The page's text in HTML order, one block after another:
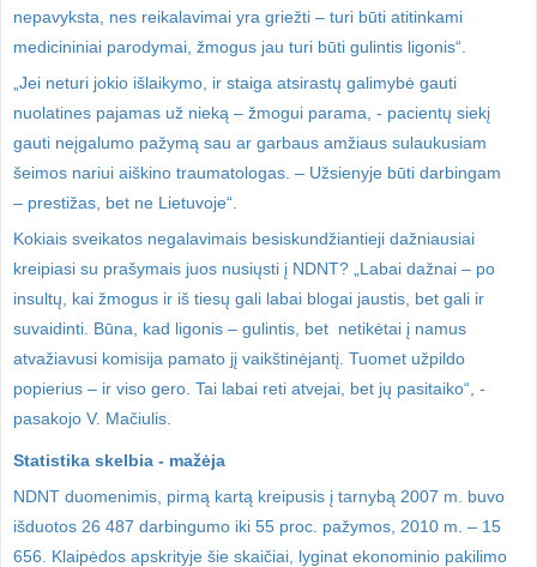
nepavyksta, nes reikalavimai yra griežti – turi būti atitinkami
medicininiai parodymai, žmogus jau turi būti gulintis ligonis“.
„Jei neturi jokio išlaikymo, ir staiga atsirastų galimybė gauti
nuolatines pajamas už nieką – žmogui parama, - pacientų siekį
gauti neįgalumo pažymą sau ar garbaus amžiaus sulaukusiam
šeimos nariui aiškino traumatologas. – Užsienyje būti darbingam
– prestižas, bet ne Lietuvoje“.
Kokiais sveikatos negalavimais besiskundžiantieji dažniausiai
kreipiasi su prašymais juos nusiųsti į NDNT? „Labai dažnai – po
insultų, kai žmogus ir iš tiesų gali labai blogai jaustis, bet gali ir
suvaidinti. Būna, kad ligonis – gulintis, bet netikėtai į namus
atvažiavusi komisija pamato jį vaikštinėjantį. Tuomet užpildo
popierius – ir viso gero. Tai labai reti atvejai, bet jų pasitaiko“, -
pasakojo V. Mačiulis.
Statistika skelbia - mažėja
NDNT duomenimis, pirmą kartą kreipusis į tarnybą 2007 m. buvo
išduotos 26 487 darbingumo iki 55 proc. pažymos, 2010 m. – 15
656. Klaipėdos apskrityje šie skaičiai, lyginat ekonominio pakilimo